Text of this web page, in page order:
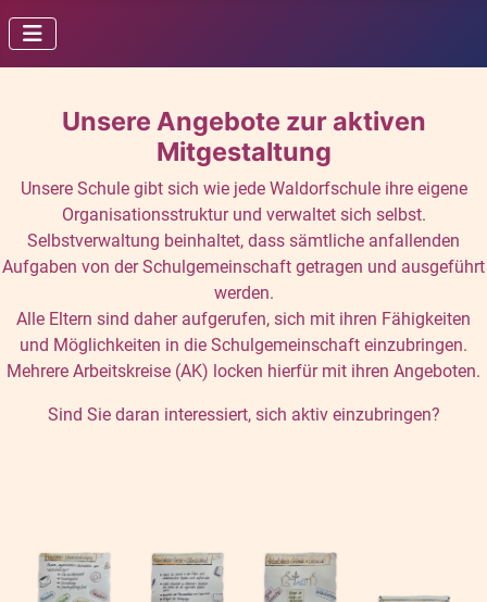
Unsere Angebote zur aktiven
Mitgestaltung
Unsere Schule gibt sich wie jede Waldorfschule ihre eigene
Organisationsstruktur und verwaltet sich selbst.
Selbstverwaltung beinhaltet, dass sämtliche anfallenden
Aufgaben von der Schulgemeinschaft getragen und ausgeführt
werden.
Alle Eltern sind daher aufgerufen, sich mit ihren Fähigkeiten
und Möglichkeiten in die Schulgemeinschaft einzubringen.
Mehrere Arbeitskreise (AK) locken hierfür mit ihren Angeboten.
Sind Sie daran interessiert, sich aktiv einzubringen?